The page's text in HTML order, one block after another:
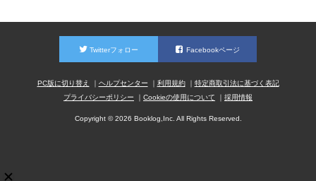
Twitterフォロー Facebookページ
PC版に切り替え ヘルプセンター 利用規約
特定商取引法に基づく表記
プライバシーポリシー
Cookieの使用について 採用情報
Copyright © 2026 Booklog,Inc. All Rights Reserved.